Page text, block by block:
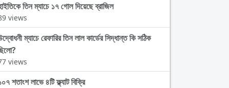
তিন ম্যাচে ১৭ গোল দিয়েছে ব্রাজিল
views
ম্যাচে রেফারির তিন লাল কার্ডের সিদ্ধান্ত কি সঠিক
views
শতাংশ লাভে ৪টি ফ্ল্যাট বিক্রি